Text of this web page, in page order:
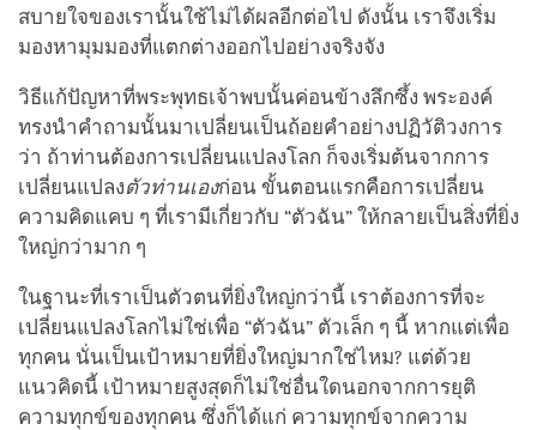
สบายใจของเรานั้นใช้ไม่ได้ผลอีกต่อไป ดังนั้น เราจึงเริ่ม
มองหามุมมองที่แตกต่างออกไปอย่างจริงจัง
วิธีแก้ปัญหาที่พระพุทธเจ้าพบนั้นค่อนข้างลึกซึ้ง พระองค์
ทรงนำคำถามนั้นมาเปลี่ยนเป็นถ้อยคำอย่างปฏิวัติวงการ
ว่า ถ้าท่านต้องการเปลี่ยนแปลงโลก ก็จงเริ่มต้นจากการ
เปลี่ยนแปลงตัวท่านเองก่อน ขั้นตอนแรกคือการเปลี่ยน
ความคิดแคบ ๆ ที่เรามีเกี่ยวกับ “ตัวฉัน” ให้กลายเป็นสิ่งที่ยิ่ง
ใหญ่กว่ามาก ๆ
ในฐานะที่เราเป็นตัวตนที่ยิ่งใหญ่กว่านี้ เราต้องการที่จะ
เปลี่ยนแปลงโลกไม่ใช่เพื่อ “ตัวฉัน” ตัวเล็ก ๆ นี้ หากแต่เพื่อ
ทุกคน นั่นเป็นเป้าหมายที่ยิ่งใหญ่มากใช่ไหม? แต่ด้วย
แนวคิดนี้ เป้าหมายสูงสุดก็ไม่ใช่อื่นใดนอกจากการยุติ
ความทุกข์ของทุกคน ซึ่งก็ได้แก่ ความทุกข์จากความ